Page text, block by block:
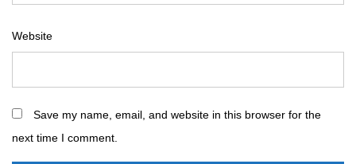
Website
Save my name, email, and website in this browser for the
next time I comment.